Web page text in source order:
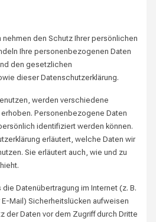
den Schutz Ihrer persönlichen
Ihre personenbezogenen Daten
den gesetzlichen
dieser Datenschutzerklärung.
werden verschiedene
Personenbezogene Daten
identifiziert werden können.
erläutert, welche Daten wir
Sie erläutert auch, wie und zu
Datenübertragung im Internet (z. B.
Mail) Sicherheitslücken aufweisen
der Daten vor dem Zugriff durch Dritte